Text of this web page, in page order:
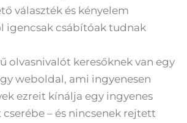
választék és kényelem
igencsak csábítóak tudnak
olvasnivalót keresőknek van egy
weboldal, ami ingyenesen
ezreit kínálja egy ingyenes
– és nincsenek rejtett